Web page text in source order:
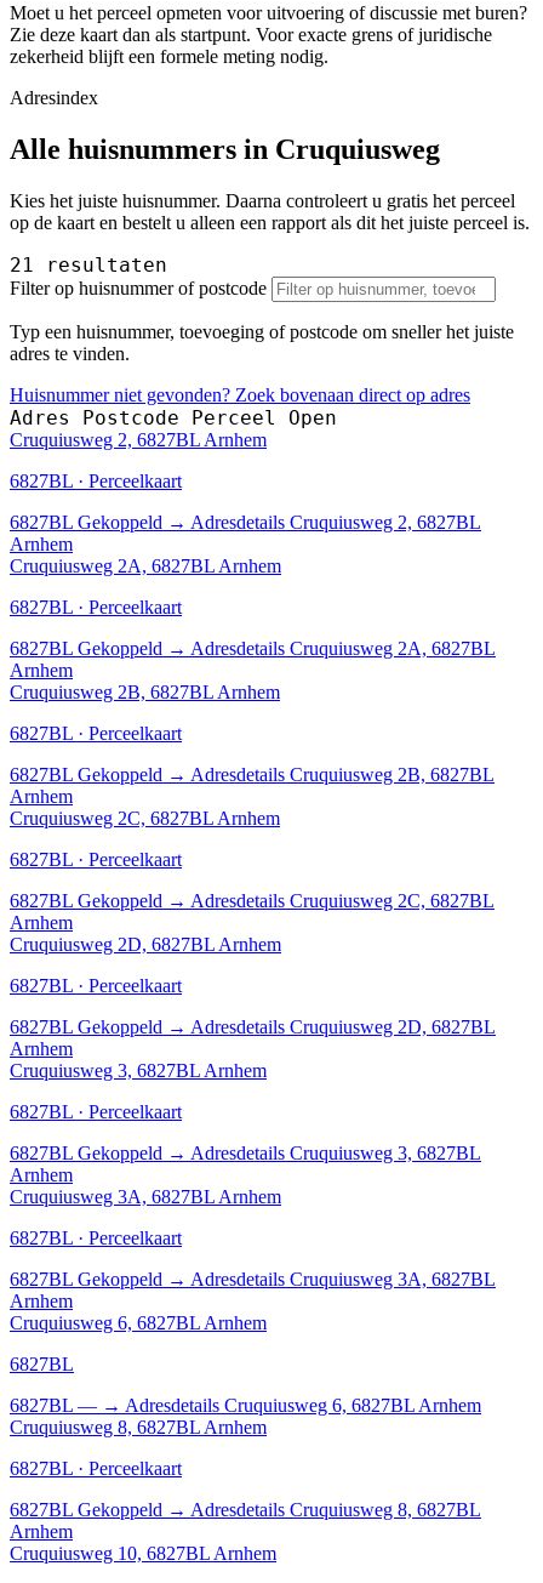
Moet u het perceel opmeten voor uitvoering of discussie met buren?
Zie deze kaart dan als startpunt. Voor exacte grens of juridische
zekerheid blijft een formele meting nodig.
Adresindex
Alle huisnummers in Cruquiusweg
Kies het juiste huisnummer. Daarna controleert u gratis het perceel
op de kaart en bestelt u alleen een rapport als dit het juiste perceel is.
21 resultaten
Filter op huisnummer of postcode
Typ een huisnummer, toevoeging of postcode om sneller het juiste
adres te vinden.
Huisnummer niet gevonden? Zoek bovenaan direct op adres
Adres Postcode Perceel Open
Cruquiusweg 2, 6827BL Arnhem
6827BL · Perceelkaart
6827BL Gekoppeld → Adresdetails Cruquiusweg 2, 6827BL
Arnhem
Cruquiusweg 2A, 6827BL Arnhem
6827BL · Perceelkaart
6827BL Gekoppeld → Adresdetails Cruquiusweg 2A, 6827BL
Arnhem
Cruquiusweg 2B, 6827BL Arnhem
6827BL · Perceelkaart
6827BL Gekoppeld → Adresdetails Cruquiusweg 2B, 6827BL
Arnhem
Cruquiusweg 2C, 6827BL Arnhem
6827BL · Perceelkaart
6827BL Gekoppeld → Adresdetails Cruquiusweg 2C, 6827BL
Arnhem
Cruquiusweg 2D, 6827BL Arnhem
6827BL · Perceelkaart
6827BL Gekoppeld → Adresdetails Cruquiusweg 2D, 6827BL
Arnhem
Cruquiusweg 3, 6827BL Arnhem
6827BL · Perceelkaart
6827BL Gekoppeld → Adresdetails Cruquiusweg 3, 6827BL
Arnhem
Cruquiusweg 3A, 6827BL Arnhem
6827BL · Perceelkaart
6827BL Gekoppeld → Adresdetails Cruquiusweg 3A, 6827BL
Arnhem
Cruquiusweg 6, 6827BL Arnhem
6827BL
6827BL — → Adresdetails Cruquiusweg 6, 6827BL Arnhem
Cruquiusweg 8, 6827BL Arnhem
6827BL · Perceelkaart
6827BL Gekoppeld → Adresdetails Cruquiusweg 8, 6827BL
Arnhem
Cruquiusweg 10, 6827BL Arnhem